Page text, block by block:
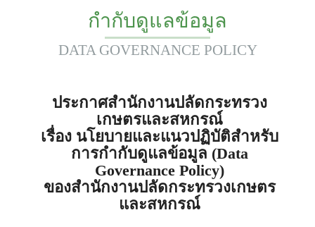
กำกับดูแลข้อมูล
DATA GOVERNANCE POLICY
ประกาศสำนักงานปลัดกระทรวง
เกษตรและสหกรณ์
เรื่อง นโยบายและแนวปฏิบัติสำหรับ
การกำกับดูแลข้อมูล (Data
Governance Policy)
ของสำนักงานปลัดกระทรวงเกษตร
และสหกรณ์